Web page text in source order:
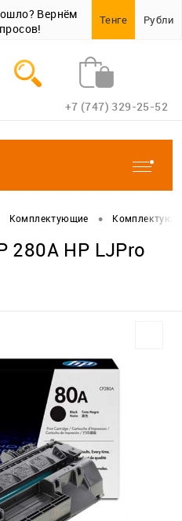
Вернём
Тенге Рубли
+7 (747) 329-25-52
Комплектующие •
280А НР LJPro